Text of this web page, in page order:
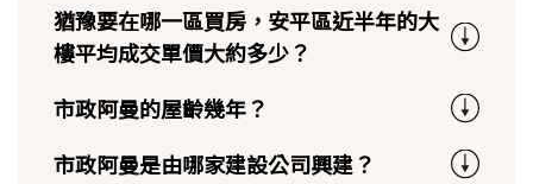
猶豫要在哪一區買房，安平區近半年的大
樓平均成交單價大約多少？
市政阿曼的屋齡幾年？
市政阿曼是由哪家建設公司興建？